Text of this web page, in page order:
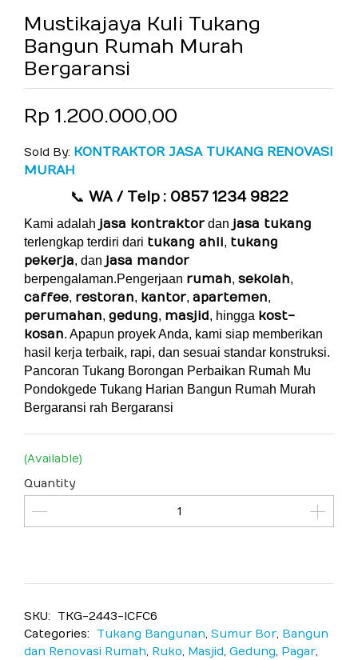
Mustikajaya Kuli Tukang
Bangun Rumah Murah
Bergaransi
Rp 1.200.000,00
Sold By: KONTRAKTOR JASA TUKANG RENOVASI
MURAH
📞 WA / Telp : 0857 1234 9822
Kami adalah jasa kontraktor dan jasa tukang
terlengkap terdiri dari tukang ahli, tukang
pekerja, dan jasa mandor
berpengalaman.Pengerjaan rumah, sekolah,
caffee, restoran, kantor, apartemen,
perumahan, gedung, masjid, hingga kost-
kosan. Apapun proyek Anda, kami siap memberikan
hasil kerja terbaik, rapi, dan sesuai standar konstruksi.
Pancoran Tukang Borongan Perbaikan Rumah Mu
Pondokgede Tukang Harian Bangun Rumah Murah
Bergaransi rah Bergaransi
(Available)
Quantity
SKU:
TKG-2443-ICFC6
Categories:
Tukang Bangunan, Sumur Bor, Bangun
dan Renovasi Rumah, Ruko, Masjid, Gedung, Pagar,